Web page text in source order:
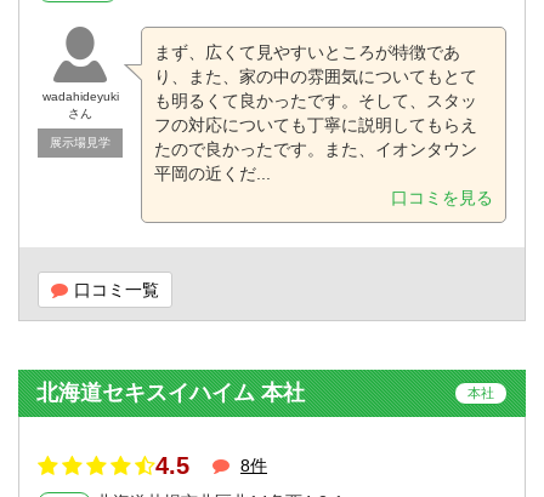
wadahideyuki
さん
展示場見学
まず、広くて見やすいところが特徴であ
り、また、家の中の雰囲気についてもとて
も明るくて良かったです。そして、スタッ
フの対応についても丁寧に説明してもらえ
たので良かったです。また、イオンタウン
平岡の近くだ...
口コミを見る
口コミ一覧
北海道セキスイハイム 本社 本社
4.5 8件